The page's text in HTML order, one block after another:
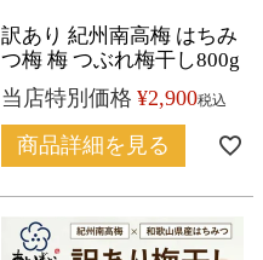
訳あり 紀州南高梅 はちみ
つ梅 梅 つぶれ梅干し800g
当店特別価格 ¥2,900税込
商品詳細を見る